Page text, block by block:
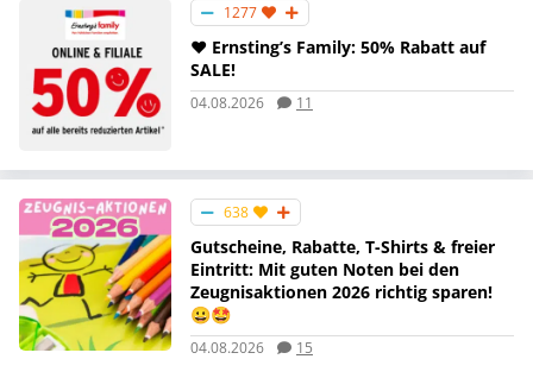
1277
❤️ Ernsting’s Family: 50% Rabatt auf
SALE!
04.08.2026 11
638
Gutscheine, Rabatte, T-Shirts & freier
Eintritt: Mit guten Noten bei den
Zeugnisaktionen 2026 richtig sparen!
😀🤩
04.08.2026 15